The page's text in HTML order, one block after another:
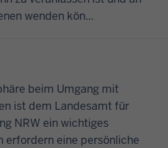
wenden kön...
beim Umgang mit
ist dem Landesamt für
NRW ein wichtiges
erfordern eine persönliche